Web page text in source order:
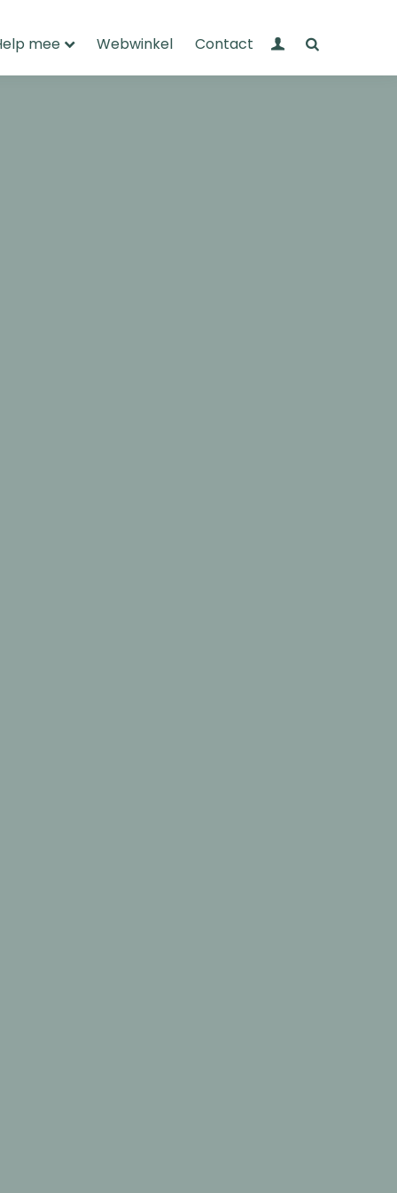
mee Webwinkel Contact Mijn Wandelnet